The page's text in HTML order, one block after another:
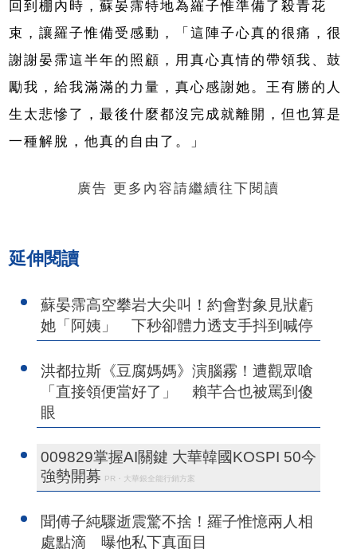
回到棚內時，蘇晏霈特地為羅子惟準備了殺青花
束，讓羅子惟備受感動，「這陣子心真的很痛，很
謝謝晏霈這半年的照顧，用真心真情的帶領我、鼓
勵我，給我滿滿的力量，真心感謝她。王有勝的人
生太悲慘了，最後什麼都沒完成就離開，但也算是
一種解脫，他真的自由了。」
廣告 更多內容請繼續往下閱讀
延伸閱讀
蘇晏霈高空攀岩大尖叫！約會對象見狀虧
她「阿姨」 下秒卻體力透支手抖到喊停
洪都拉斯《豆腐媽媽》演腦霧！遭觀眾嗆
「直接領便當好了」 賴芊合也被罵到傻
眼
009829掌握AI關鍵 大華韓國KOSPI 50今
強勢開募 PR・大華銀全能行銷方案
聞傅子純驟逝震驚不捨！羅子惟憶兩人相
處點滴 曝他私下真面目